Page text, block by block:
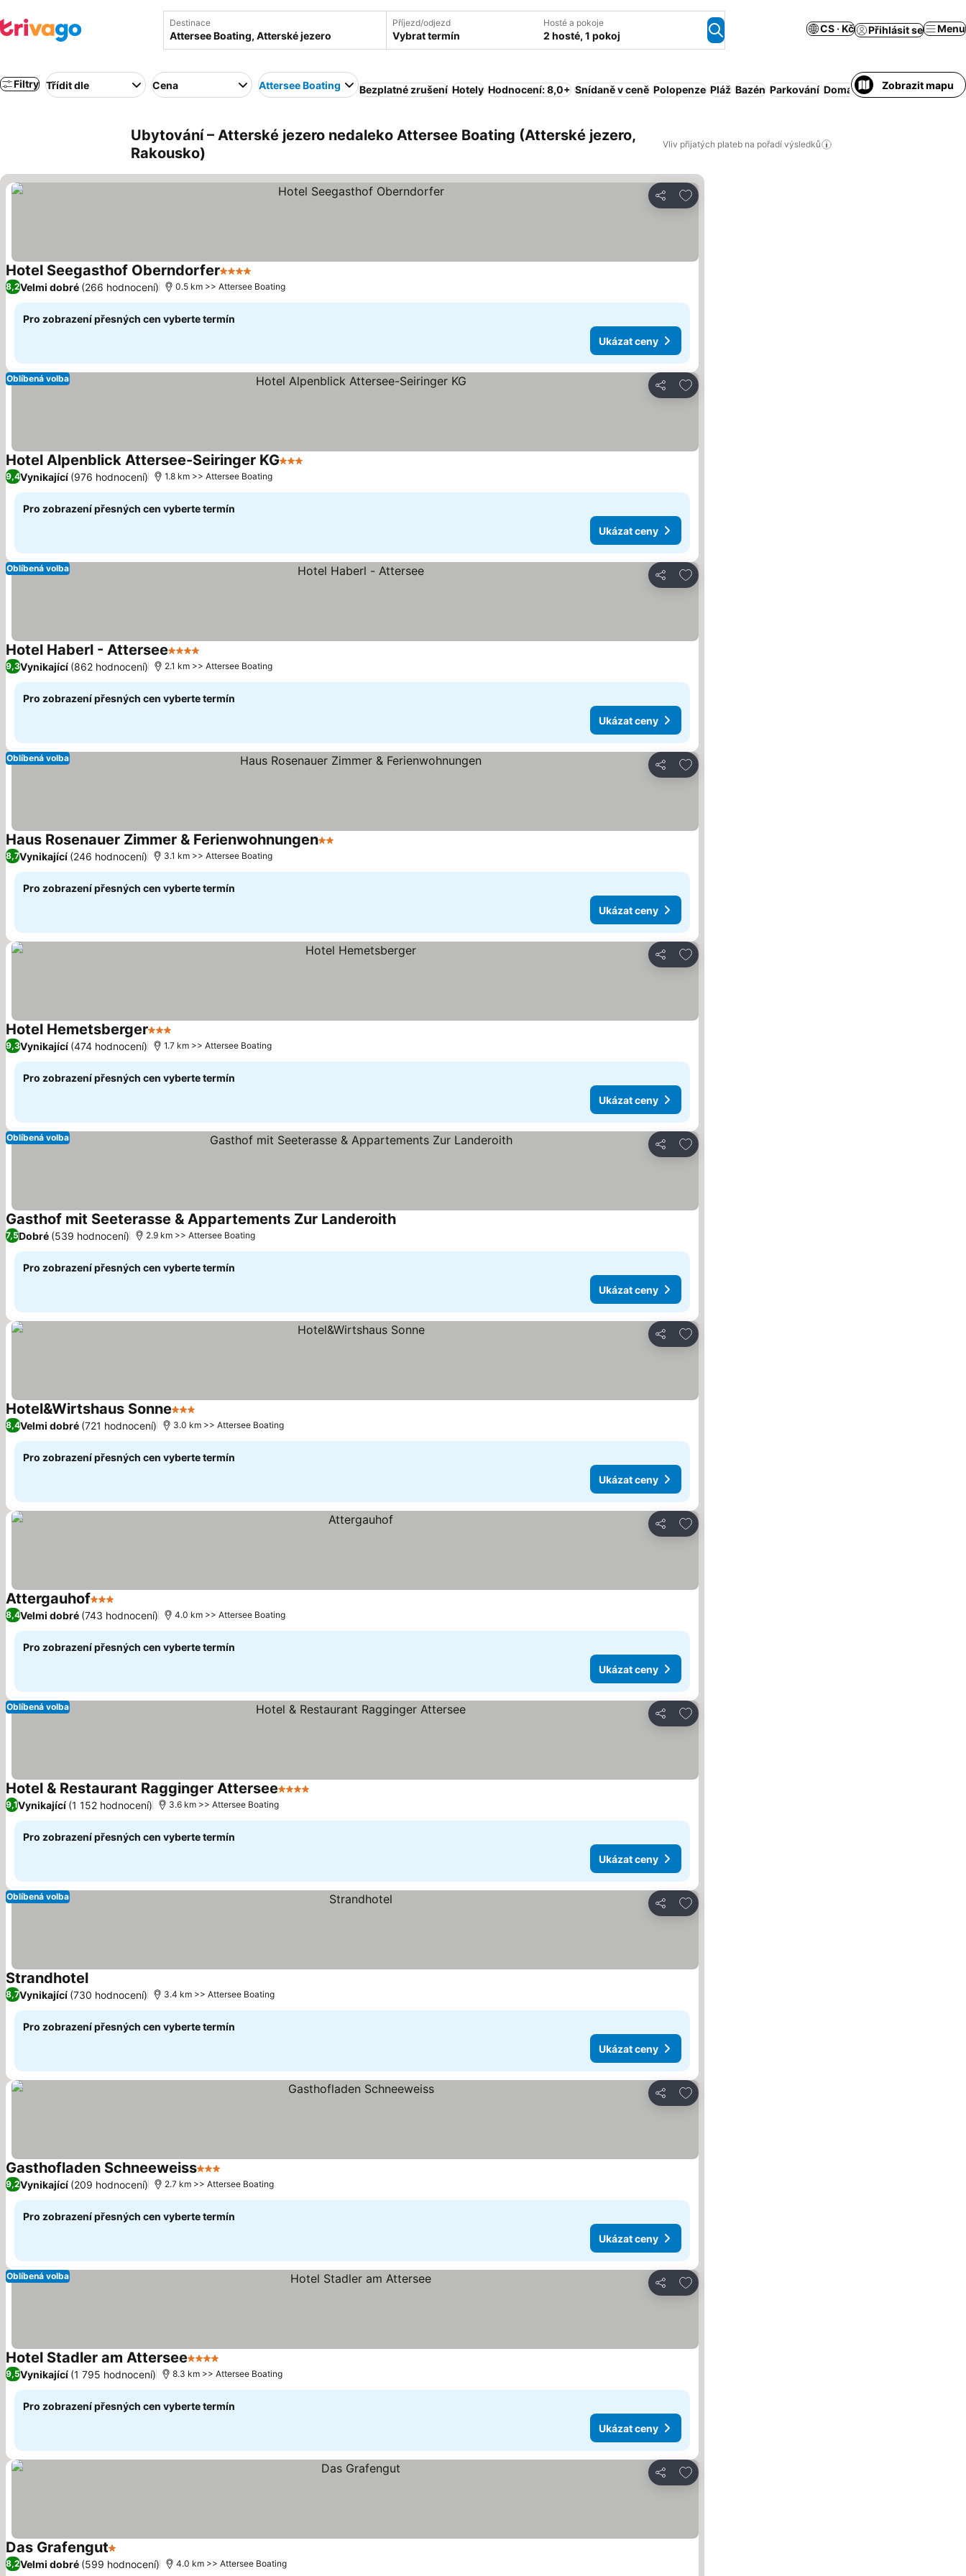
Destinace Příjezd/odjezd
Vybrat termín
Hosté a pokoje
2 hosté, 1 pokoj
CS · Kč Přihlásit se Menu
Filtry Třídit dle Cena Attersee Boating Bezplatné zrušení Hotely Hodnocení: 8,0+ Snídaně v ceně Polopenze Pláž Bazén Parkování Domácí mazlíčci povoleni
Zobrazit mapu
Ubytování – Atterské jezero nedaleko Attersee Boating (Atterské jezero,
Rakousko)
Vliv přijatých plateb na pořadí výsledků
Sdílet
Přidat na seznam oblíbených hotelů
Hotel Seegasthof Oberndorfer4 Počet hvězdiček
8,2Velmi dobré (266 hodnocení) 0.5 km >> Attersee Boating
Pro zobrazení přesných cen vyberte termín
Ukázat ceny
Sdílet
Přidat na seznam oblíbených hotelů
Oblíbená volba
Hotel Alpenblick Attersee-Seiringer KG3 Počet hvězdiček
9,4Vynikající (976 hodnocení) 1.8 km >> Attersee Boating
Pro zobrazení přesných cen vyberte termín
Ukázat ceny
Sdílet
Přidat na seznam oblíbených hotelů
Oblíbená volba
Hotel Haberl - Attersee4 Počet hvězdiček
9,3Vynikající (862 hodnocení) 2.1 km >> Attersee Boating
Pro zobrazení přesných cen vyberte termín
Ukázat ceny
Sdílet
Přidat na seznam oblíbených hotelů
Oblíbená volba
Haus Rosenauer Zimmer & Ferienwohnungen2 Počet hvězdiček
8,7Vynikající (246 hodnocení) 3.1 km >> Attersee Boating
Pro zobrazení přesných cen vyberte termín
Ukázat ceny
Sdílet
Přidat na seznam oblíbených hotelů
Hotel Hemetsberger3 Počet hvězdiček
9,3Vynikající (474 hodnocení) 1.7 km >> Attersee Boating
Pro zobrazení přesných cen vyberte termín
Ukázat ceny
Sdílet
Přidat na seznam oblíbených hotelů
Oblíbená volba
Gasthof mit Seeterasse & Appartements Zur Landeroith
7,5Dobré (539 hodnocení) 2.9 km >> Attersee Boating
Pro zobrazení přesných cen vyberte termín
Ukázat ceny
Sdílet
Přidat na seznam oblíbených hotelů
Hotel&Wirtshaus Sonne3 Počet hvězdiček
8,4Velmi dobré (721 hodnocení) 3.0 km >> Attersee Boating
Pro zobrazení přesných cen vyberte termín
Ukázat ceny
Sdílet
Přidat na seznam oblíbených hotelů
Attergauhof3 Počet hvězdiček
8,4Velmi dobré (743 hodnocení) 4.0 km >> Attersee Boating
Pro zobrazení přesných cen vyberte termín
Ukázat ceny
Sdílet
Přidat na seznam oblíbených hotelů
Oblíbená volba
Hotel & Restaurant Ragginger Attersee4 Počet hvězdiček
9,1Vynikající (1 152 hodnocení) 3.6 km >> Attersee Boating
Pro zobrazení přesných cen vyberte termín
Ukázat ceny
Sdílet
Přidat na seznam oblíbených hotelů
Oblíbená volba
Strandhotel
8,7Vynikající (730 hodnocení) 3.4 km >> Attersee Boating
Pro zobrazení přesných cen vyberte termín
Ukázat ceny
Sdílet
Přidat na seznam oblíbených hotelů
Gasthofladen Schneeweiss3 Počet hvězdiček
9,2Vynikající (209 hodnocení) 2.7 km >> Attersee Boating
Pro zobrazení přesných cen vyberte termín
Ukázat ceny
Sdílet
Přidat na seznam oblíbených hotelů
Oblíbená volba
Hotel Stadler am Attersee4 Počet hvězdiček
9,5Vynikající (1 795 hodnocení) 8.3 km >> Attersee Boating
Pro zobrazení přesných cen vyberte termín
Ukázat ceny
Sdílet
Přidat na seznam oblíbených hotelů
Das Grafengut1 Počet hvězdiček
8,2Velmi dobré (599 hodnocení) 4.0 km >> Attersee Boating